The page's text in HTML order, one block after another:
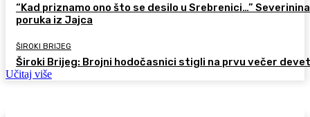
“Kad priznamo ono što se desilo u Srebrenici…” Severinina
poruka iz Jajca
ŠIROKI BRIJEG
Široki Brijeg: Brojni hodočasnici stigli na prvu večer
Učitaj više